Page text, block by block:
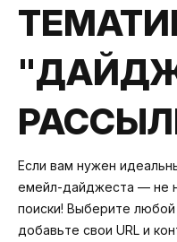
Если вам нужен
емейл-дайджеста — не
поиски! Выберите
добавьте свои URL и